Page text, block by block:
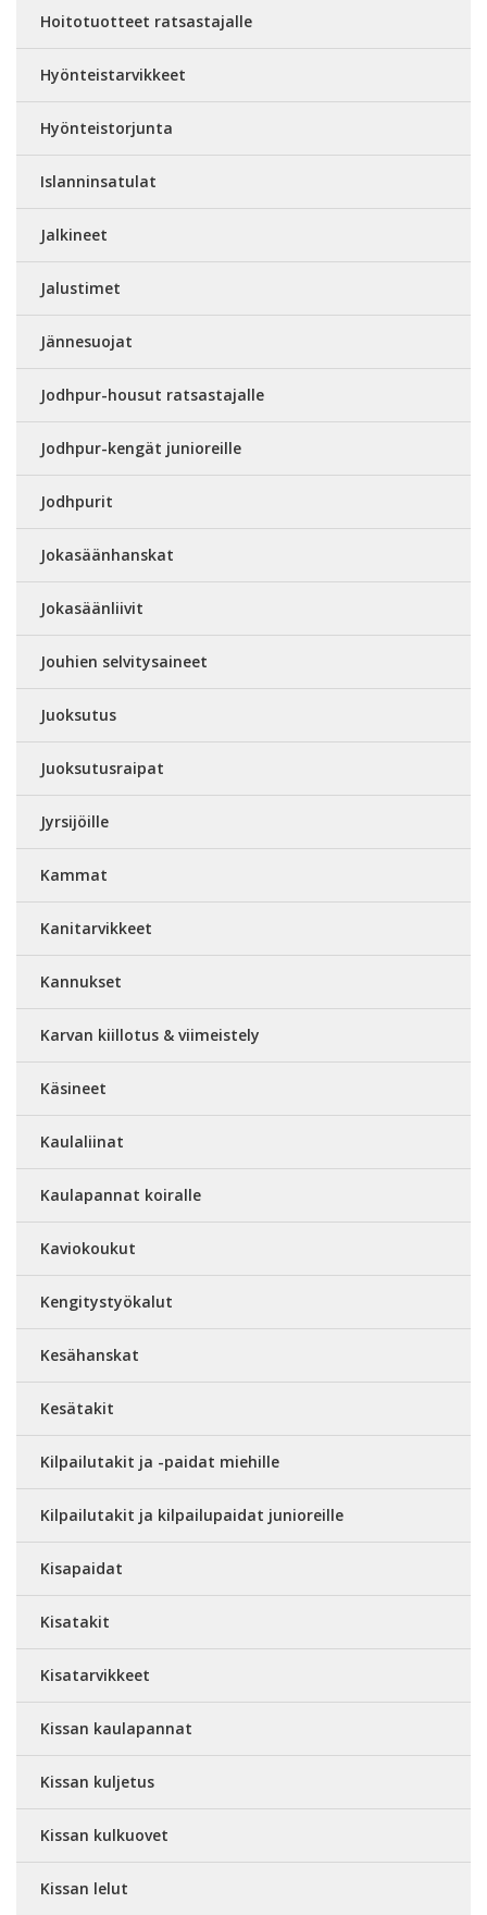
Hoitotuotteet ratsastajalle
Hyönteistarvikkeet
Hyönteistorjunta
Islanninsatulat
Jalkineet
Jalustimet
Jännesuojat
Jodhpur-housut ratsastajalle
Jodhpur-kengät junioreille
Jodhpurit
Jokasäänhanskat
Jokasäänliivit
Jouhien selvitysaineet
Juoksutus
Juoksutusraipat
Jyrsijöille
Kammat
Kanitarvikkeet
Kannukset
Karvan kiillotus & viimeistely
Käsineet
Kaulaliinat
Kaulapannat koiralle
Kaviokoukut
Kengitystyökalut
Kesähanskat
Kesätakit
Kilpailutakit ja -paidat miehille
Kilpailutakit ja kilpailupaidat junioreille
Kisapaidat
Kisatakit
Kisatarvikkeet
Kissan kaulapannat
Kissan kuljetus
Kissan kulkuovet
Kissan lelut